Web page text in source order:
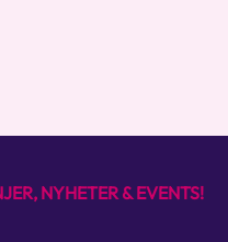
NYHETER & EVENTS!